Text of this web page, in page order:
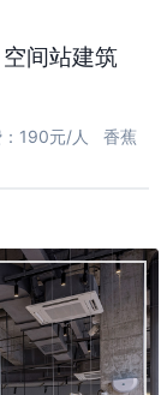
间站建筑
：190元/人 香蕉